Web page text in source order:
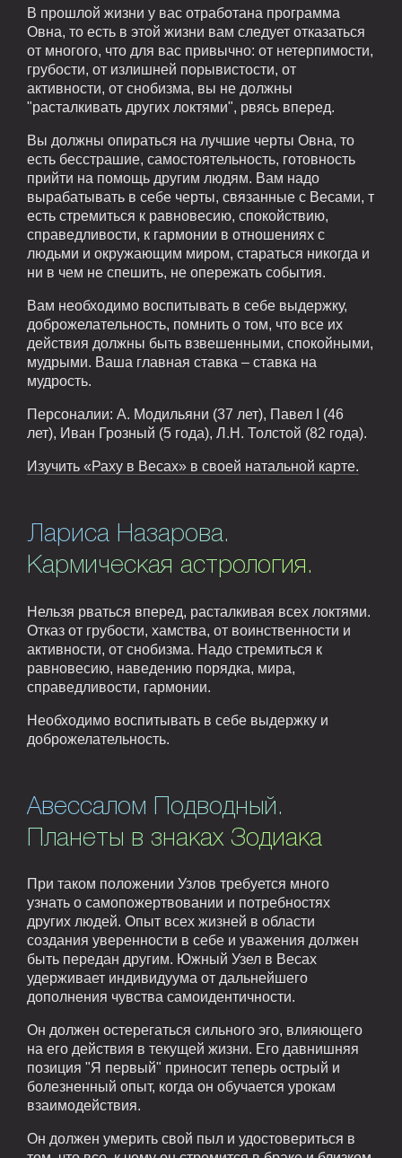
В прошлой жизни у вас отработана программа
Овна, то есть в этой жизни вам следует отказаться
от многого, что для вас привычно: от нетерпимости,
грубости, от излишней порывистости, от
активности, от снобизма, вы не должны
"расталкивать других локтями", рвясь вперед.
Вы должны опираться на лучшие черты Овна, то
есть бесстрашие, самостоятельность, готовность
прийти на помощь другим людям. Вам надо
вырабатывать в себе черты, связанные с Весами, т
есть стремиться к равновесию, спокойствию,
справедливости, к гармонии в отношениях с
людьми и окружающим миром, стараться никогда и
ни в чем не спешить, не опережать события.
Вам необходимо воспитывать в себе выдержку,
доброжелательность, помнить о том, что все их
действия должны быть взвешенными, спокойными,
мудрыми. Ваша главная ставка – ставка на
мудрость.
Персоналии: А. Модильяни (37 лет), Павел I (46
лет), Иван Грозный (5 года), Л.Н. Толстой (82 года).
Изучить «Раху в Весах» в своей натальной карте.
Лариса Назарова.
Кармическая астрология.
Нельзя рваться вперед, расталкивая всех локтями.
Отказ от грубости, хамства, от воинственности и
активности, от снобизма. Надо стремиться к
равновесию, наведению порядка, мира,
справедливости, гармонии.
Необходимо воспитывать в себе выдержку и
доброжелательность.
Авессалом Подводный.
Планеты в знаках Зодиака
При таком положении Узлов требуется много
узнать о самопожертвовании и потребностях
других людей. Опыт всех жизней в области
создания уверенности в себе и уважения должен
быть передан другим. Южный Узел в Весах
удерживает индивидуума от дальнейшего
дополнения чувства самоидентичности.
Он должен остерегаться сильного эго, влияющего
на его действия в текущей жизни. Его давнишняя
позиция "Я первый" приносит теперь острый и
болезненный опыт, когда он обучается урокам
взаимодействия.
Он должен умерить свой пыл и удостовериться в